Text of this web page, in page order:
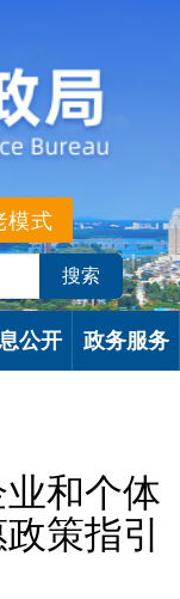
模式
公开 政务服务
和个体
策指引